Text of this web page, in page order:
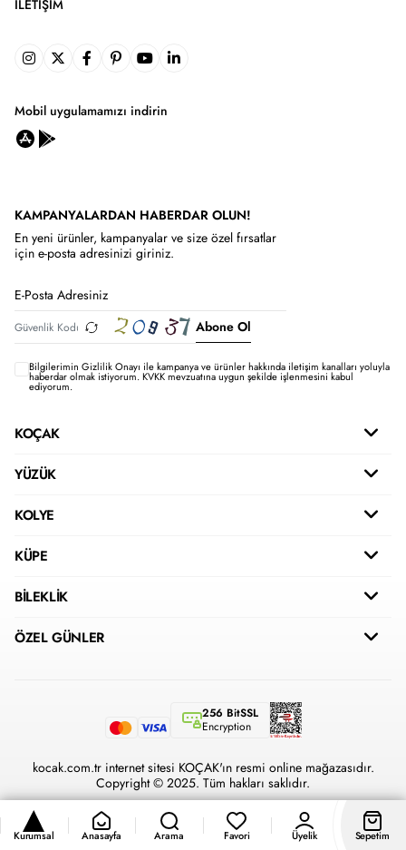
Kurumsal Anasayfa Arama Favori Üyelik Sepetim
İLETIŞIM
Mobil uygulamamızı indirin
KAMPANYALARDAN HABERDAR OLUN!
En yeni ürünler, kampanyalar ve size özel fırsatlar
için e-posta adresinizi giriniz.
Abone Ol
Bilgilerimin Gizlilik Onayı ile kampanya ve ürünler hakkında iletişim kanalları yoluyla
haberdar olmak istiyorum.KVKK mevzuatına uygun şekilde işlenmesini kabul
ediyorum.
KOÇAK
YÜZÜK
KOLYE
KÜPE
BİLEKLİK
ÖZEL GÜNLER
256 BitSSL
Encryption
kocak.com.tr internet sitesi KOÇAK'ın resmi online mağazasıdır.
Copyright © 2025. Tüm hakları saklıdır.
Hipotenüs Yeni Nesil E-Ticaret Sistemleri ile Hazırlanmıştır.